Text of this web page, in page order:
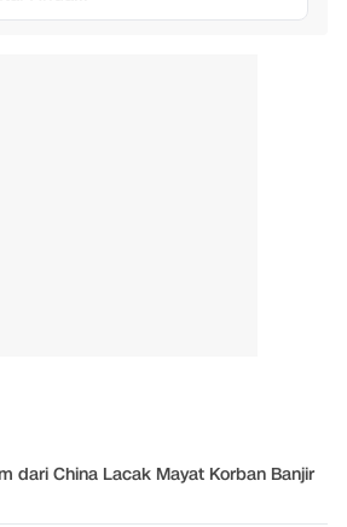
dari China Lacak Mayat Korban Banjir